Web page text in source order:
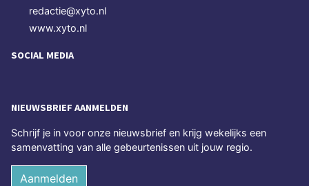
redactie@xyto.nl
www.xyto.nl
SOCIAL MEDIA
NIEUWSBRIEF AANMELDEN
Schrijf je in voor onze nieuwsbrief en krijg wekelijks een
samenvatting van alle gebeurtenissen uit jouw regio.
Aanmelden